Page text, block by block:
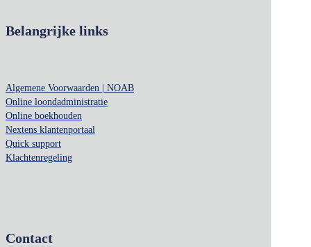
Belangrijke links
Algemene Voorwaarden | NOAB
Online loondadministratie
Online boekhouden
Nextens klantenportaal
Quick support
Klachtenregeling
Contact